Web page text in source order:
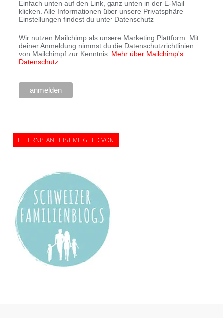
Einfach unten auf den Link, ganz unten in der E-Mail
klicken. Alle Informationen über unsere Privatsphäre
Einstellungen findest du unter Datenschutz
Wir nutzen Mailchimp als unsere Marketing Plattform. Mit
deiner Anmeldung nimmst du die Datenschutzrichtlinien
von Mailchimpf zur Kenntnis. Mehr über Mailchimp's
Datenschutz.
ELTERNPLANET IST MITGLIED VON